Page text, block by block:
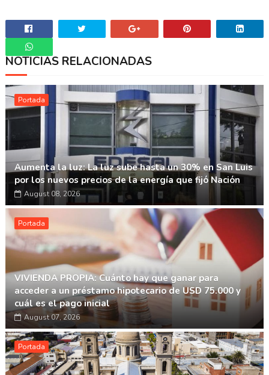
Whatsapp
NOTICIAS RELACIONADAS
Portada
Aumenta la luz: La luz sube hasta un 30% en San Luis
por los nuevos precios de la energía que fijó Nación
August 08, 2026
Portada
VIVIENDA PROPIA: Cuánto hay que ganar para
acceder a un préstamo hipotecario de USD 75.000 y
cuál es el pago inicial
August 07, 2026
Portada